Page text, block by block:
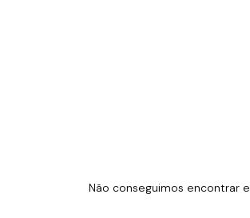
Não conseguimos encontrar